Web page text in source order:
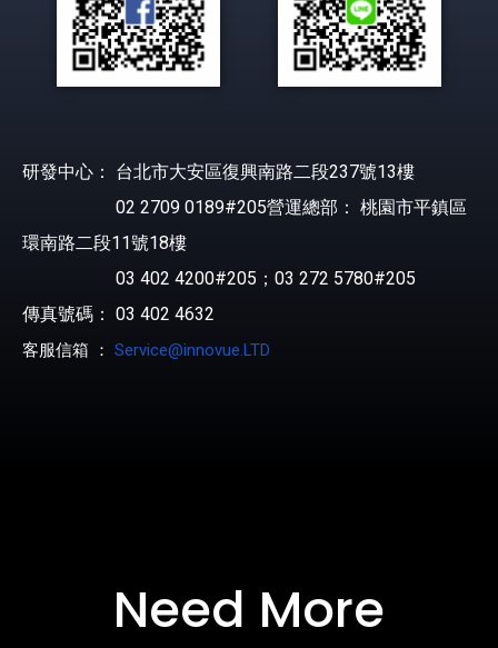
研發中心： 台北市大安區復興南路二段237號13樓
02 2709 0189#205營運總部： 桃園市平鎮區
環南路二段11號18樓
03 402 4200#205；03 272 5780#205
傳真號碼： 03 402 4632
客服信箱 ： Service@innovue.LTD
Need More